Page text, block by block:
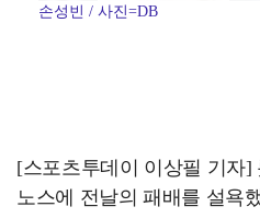
손성빈 / 사진=DB
[스포츠투데이 이상필 기자]
노스에 전날의 패배를 설욕